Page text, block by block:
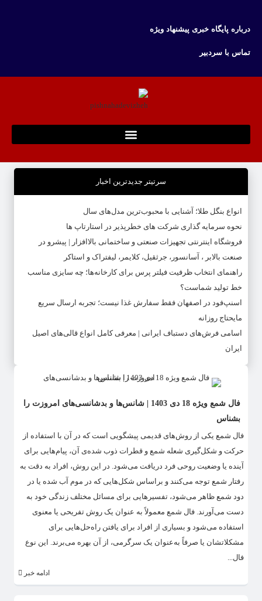
درباره پایگاه خبری پیشنهاد ویژه
تماس با سردبیر
سرتیتر جدیدترین اخبار
انواع بنگل طلا؛ آشنایی با محبوب‌ترین مدل‌های سال
نحوه سرمایه‌ گذاری شرکت‌ های خطرپذیر در استارتاپ ها
فروشگاه اینترنتی تجهیزات صنعتی و ساختمانی بالاافزار | پیشرو در
صنعت بالابر ، آسانسور، جرثقیل، کلایمر، لیفتراک و استاکر
راهنمای انتخاب ظرفیت فیلتر پرس برای کارخانه‌ها؛ چه سایزی مناسب
خط تولید شماست؟
اسنپ‌فود در اصفهان فقط سفارش غذا نیست؛ تجربه ارسال سریع
مایحتاج روزانه
اسامی فرش‌های دستباف ایرانی | معرفی کامل انواع قالی‌های اصیل
ایران
فال شمع ویژه 18 دی 1403 | شانس‌ها و بدشانسی‌های امروزت را
بشناس
فال شمع یکی از روش‌های قدیمی پیشگویی است که در آن با استفاده از
حرکت و شکل‌گیری شعله شمع و قطرات ذوب شده‌ی آن، پیام‌هایی برای
آینده یا وضعیت روحی فرد دریافت می‌شود. در این روش، افراد به دقت به
رفتار شمع توجه می‌کنند و براساس شکل‌هایی که در موم آب شده یا در
دود شمع ظاهر می‌شود، تفسیرهایی برای مسائل مختلف زندگی خود به
دست می‌آورند. فال شمع معمولاً به عنوان یک روش تفریحی یا معنوی
استفاده می‌شود و بسیاری از افراد برای یافتن راه‌حل‌هایی برای
مشکلاتشان یا صرفاً به‌عنوان یک سرگرمی، از آن بهره می‌برند. این نوع
فال...
ادامه خبر